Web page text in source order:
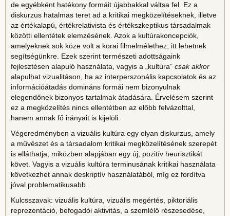
de egyébként hatékony formáit újabbakkal váltsa fel. Ez a
diskurzus hatalmas teret ad a kritikai megközelítéseknek, illetve
az értékalapú, értékrelativista és értékszkeptikus társadalmak
közötti ellentétek elemzésének. Azok a kultúrakoncepciók,
amelyeknek sok köze volt a korai filmelmélethez, itt lehetnek
segítségünkre. Ezek szerint természeti adottságaink
fejlesztésen alapuló használata, vagyis a „kultúra” csak akkor
alapulhat vizualitáson, ha az interperszonális kapcsolatok és az
információátadás domináns formái nem bizonyulnak
elegendőnek bizonyos tartalmak átadására. Érvelésem szerint
ez a megközelítés nincs ellentétben az előbb felvázolttal,
hanem annak fő irányait is kijelöli.
Végeredményben a vizuális kultúra egy olyan diskurzus, amely
a művészet és a társadalom kritikai megközelítésének szerepét
is elláthatja, miközben alapjában egy új, pozitív heurisztikát
követ. Vagyis a vizuális kultúra terminusának kritikai használata
következhet annak deskriptív használatából, míg ez fordítva
jóval problematikusabb.
Kulcsszavak: vizuális kultúra, vizuális megértés, piktoriális
reprezentáció, befogadói aktivitás, a szemlélő részesedése,